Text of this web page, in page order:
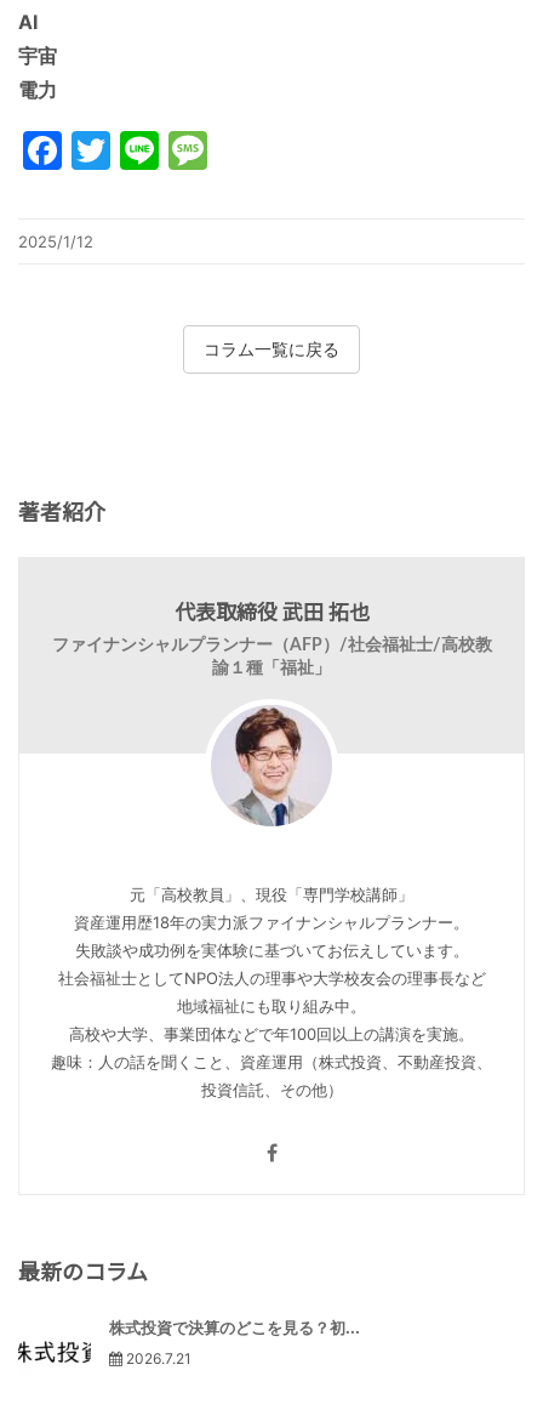
AI
宇宙
電力
Facebook
Twitter
Line
2025/1/12
コラム一覧に戻る
著者紹介
代表取締役 武田 拓也
ファイナンシャルプランナー（AFP）/社会福祉士/高校教
諭１種「福祉」
元「高校教員」、現役「専門学校講師」
資産運用歴18年の実力派ファイナンシャルプランナー。
失敗談や成功例を実体験に基づいてお伝えしています。
社会福祉士としてNPO法人の理事や大学校友会の理事長など
地域福祉にも取り組み中。
高校や大学、事業団体などで年100回以上の講演を実施。
趣味：人の話を聞くこと、資産運用（株式投資、不動産投資、
投資信託、その他）
最新のコラム
株式投資で決算のどこを見る？初...
2026.7.21